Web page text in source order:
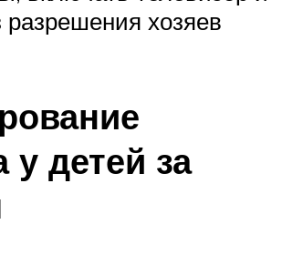
разрешения хозяев
у детей за